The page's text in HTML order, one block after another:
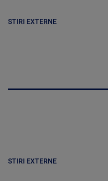
STIRI EXTERNE
STIRI EXTERNE